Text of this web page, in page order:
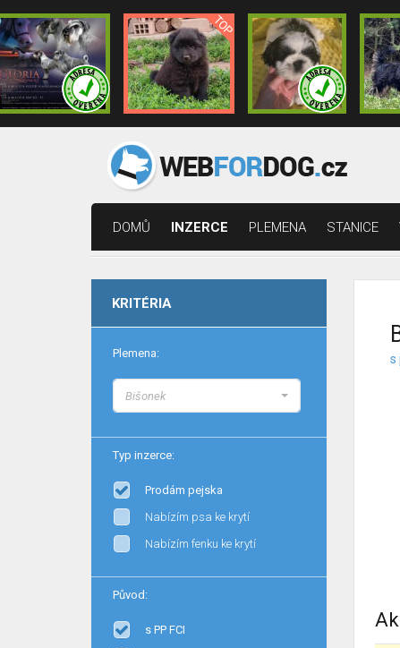
DOMŮ INZERCE PLEMENA STANICE
KRITÉRIA
Plemena:
Bišonek
Typ inzerce:
Prodám pejska
Nabízím psa ke krytí
Nabízím fenku ke krytí
Původ:
s PP FCI
s